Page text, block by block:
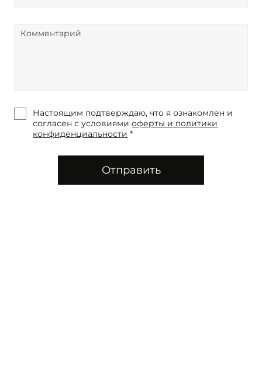
Настоящим подтверждаю, что я ознакомлен и
согласен с условиямиоферты и политики
конфиденциальности *
Отправить